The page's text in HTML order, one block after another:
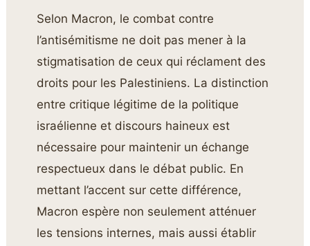
Selon Macron, le combat contre
l’antisémitisme ne doit pas mener à la
stigmatisation de ceux qui réclament des
droits pour les Palestiniens. La distinction
entre critique légitime de la politique
israélienne et discours haineux est
nécessaire pour maintenir un échange
respectueux dans le débat public. En
mettant l’accent sur cette différence,
Macron espère non seulement atténuer
les tensions internes, mais aussi établir